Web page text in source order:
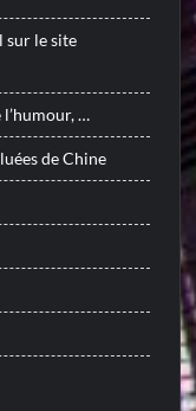
sur le site
l’humour, …
de Chine